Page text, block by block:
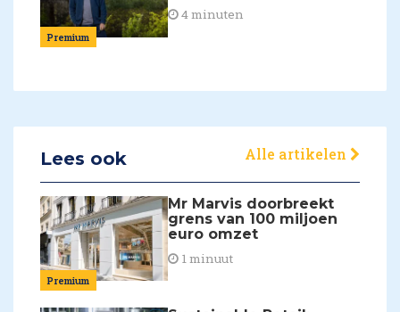
Premium
4 minuten
Lees ook Alle artikelen
Premium
Mr Marvis doorbreekt
grens van 100 miljoen
euro omzet
1 minuut